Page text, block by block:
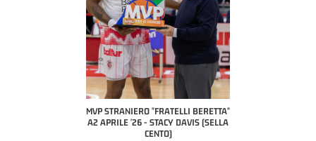
MVP STRANIERO "FRATELLI BERETTA"
A2 APRILE '26 - STACY DAVIS (SELLA
CENTO)